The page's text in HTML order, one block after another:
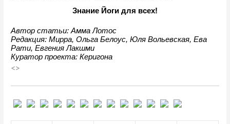
Знание Йоги для всех!
Автор статьи: Амма Лотос
Редакция: Мирра, Ольга Белоус, Юля Вольевская, Ева
Рати, Евгения Лакшми
Куратор проекта: Керигона
<>